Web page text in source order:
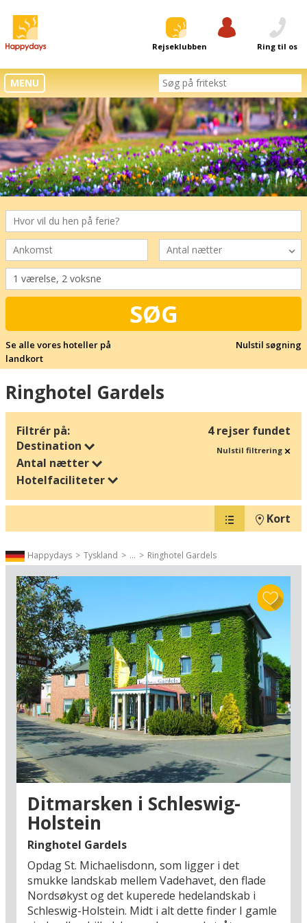
Rejseklubben Ring til os
MENU
SØG
Se alle vores hoteller på
landkort
Nulstil søgning
Ringhotel Gardels
Filtrér på:
4 rejser fundet
Destination
Antal nætter
Hotelfaciliteter
Nulstil filtrering
Kort
Happydays Tyskland ... Ringhotel Gardels
Ditmarsken i Schleswig-
Holstein
Ringhotel Gardels
Opdag St. Michaelisdonn, som ligger i det
smukke landskab mellem Vadehavet, den flade
Nordsøkyst og det kuperede hedelandskab i
Schleswig-Holstein. Midt i alt dette finder I gamle